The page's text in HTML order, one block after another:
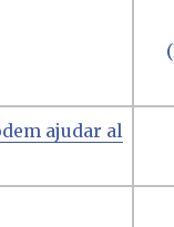
ajudar al